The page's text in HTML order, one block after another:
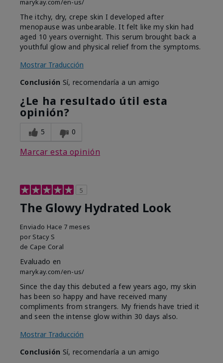
marykay.com/en-us/
The itchy, dry, crepe skin I developed after
menopause was unbearable. It felt like my skin had
aged 10 years overnight. This serum brought back a
youthful glow and physical relief from the symptoms.
Mostrar Traducción
Conclusión Sí, recomendaría a un amigo
¿Le ha resultado útil esta
opinión?
5 0
Marcar esta opinión
5
The Glowy Hydrated Look
Enviado Hace 7 meses
por Stacy S
de Cape Coral
Evaluado en
marykay.com/en-us/
Since the day this debuted a few years ago, my skin
has been so happy and have received many
compliments from strangers. My friends have tried it
and seen the intense glow within 30 days also.
Mostrar Traducción
Conclusión Sí, recomendaría a un amigo